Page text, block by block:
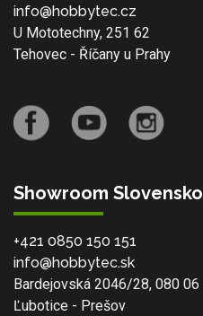
info@hobbytec.cz
U Mototechny, 251 62
Tehovec - Říčany u Prahy
Showroom Slovensko
+421 0850 150 151
info@hobbytec.sk
Bardejovská 2046/28, 080 06
Ľubotice - Prešov